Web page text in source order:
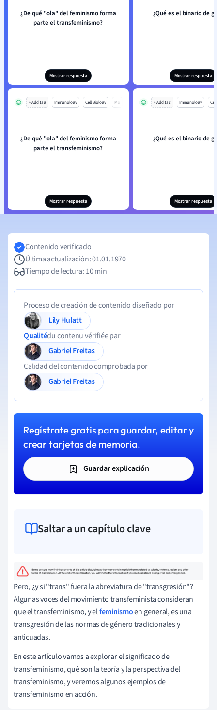
¿De qué "ola" del feminismo forma
parte el transfeminismo?
Mostrar respuesta
¿Qué es el binario de
Mostrar respuesta
+ Add tag Immunology Cell Biology Mo
¿De qué "ola" del feminismo forma
parte el transfeminismo?
Mostrar respuesta
+ Add tag Immunology
¿Qué es el binario de
Mostrar respuesta
Contenido verificado
Última actualización: 01.01.1970
Tiempo de lectura: 10 min
Proceso de creación de contenido diseñado por
Lily Hulatt
Qualitédu contenu vérifiée par
Gabriel Freitas
Calidad del contenido comprobada por
Gabriel Freitas
Regístrate gratis para guardar, editar y
crear tarjetas de memoria.
Guardar explicación
Saltar a un capítulo clave
Pero, ¿y si "trans" fuera la abreviatura de "transgresión"?
Algunas voces del movimiento transfeminista consideran
que el transfeminismo, y elfeminismoen general, es una
transgresión de las normas de género tradicionales y
anticuadas.
En este artículo vamos a explorar el significado de
transfeminismo, qué son la teoría y la perspectiva del
transfeminismo, y veremos algunos ejemplos de
transfeminismo en acción.